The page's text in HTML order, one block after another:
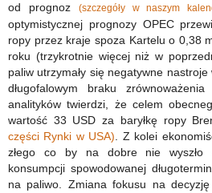
od prognoz (szczegóły w naszym
optymistycznej prognozy OPEC
ropy przez kraje spoza Kartelu o 0,38
roku (trzykrotnie więcej niż w
paliw utrzymały się negatywne
długofalowym braku
analityków twierdzi, że celem
wartość 33 USD za baryłkę ropy
części Rynki w USA). Z kolei
złego co by na dobre nie wyszło
konsumpcji spowodowanej
na paliwo. Zmiana fokusu na